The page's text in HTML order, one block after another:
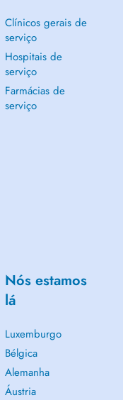
Clínicos gerais de
serviço
Hospitais de
serviço
Farmácias de
serviço
Nós estamos
lá
Luxemburgo
Bélgica
Alemanha
Áustria